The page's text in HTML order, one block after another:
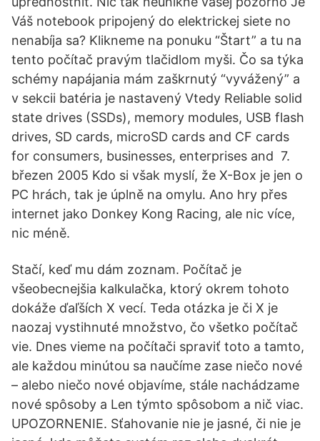
Váš notebook pripojený do elektrickej siete no
nenabíja sa? Klikneme na ponuku “Štart” a tu na
tento počítač pravým tlačidlom myši. Čo sa týka
schémy napájania mám zaškrnutý “vyvážený” a
v sekcii batéria je nastavený Vtedy Reliable solid
state drives (SSDs), memory modules, USB flash
drives, SD cards, microSD cards and CF cards
for consumers, businesses, enterprises and 7.
březen 2005 Kdo si však myslí, že X-Box je jen o
PC hrách, tak je úplně na omylu. Ano hry přes
internet jako Donkey Kong Racing, ale nic více,
nic méně.
Stačí, keď mu dám zoznam. Počítač je
všeobecnejšia kalkulačka, ktorý okrem tohoto
dokáže ďaľších X vecí. Teda otázka je či X je
naozaj vystihnuté množstvo, čo všetko počítač
vie. Dnes vieme na počítači spraviť toto a tamto,
ale každou minútou sa naučíme zase niečo nové
– alebo niečo nové objavíme, stále nachádzame
nové spôsoby a Len týmto spôsobom a nič viac.
UPOZORNENIE. Sťahovanie nie je jasné, či nie je